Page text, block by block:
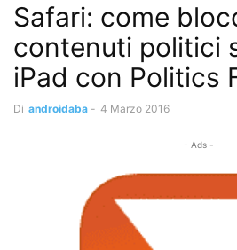
Safari: come
contenuti politici
iPad con Politics
Di androidaba - 4 Marzo 2016
- Ads -